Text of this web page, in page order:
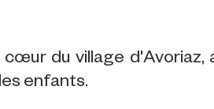
du village d'Avoriaz,
enfants.